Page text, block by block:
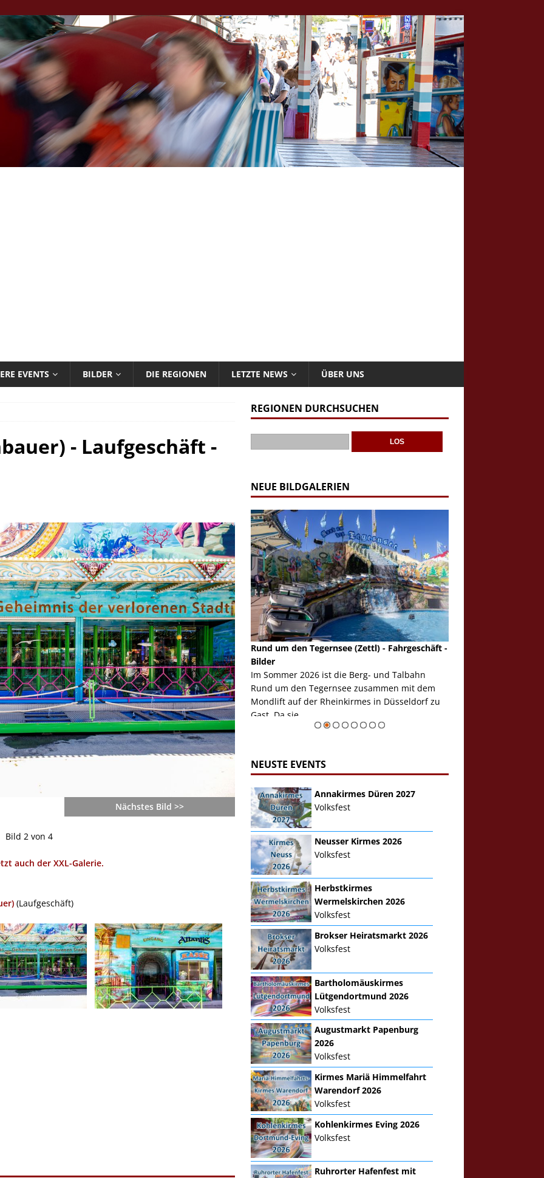
EVENTS BILDER DIE REGIONEN LETZTE NEWS ÜBER UNS
- Laufgeschäft -
Nächstes Bild >>
Bild 2 von 4
auch der XXL-Galerie.
(Laufgeschäft)
REGIONEN DURCHSUCHEN
NEUE BILDGALERIEN
Rheinkirmes Düsseldorf 2022
Auch im Jahr 2026 immer noch mal einen Blick
Wert, die Rheinkirmes aus dem Jahr 2022. Am
Sonntag Nachmittag waren wir bei herrlichem
Sommerw...
Zur Bildgalerie
Rund um den Tegernsee (Zettl) - Fahrgeschäft -
Bilder
Im Sommer 2026 ist die Berg- und Talbahn
Rund um den Tegernsee zusammen mit dem
Mondlift auf der Rheinkirmes in Düsseldorf zu
Gast. Da sie ...
-
"Crazy
Bildgalerie
NEUSTE EVENTS
Annakirmes Düren 2027
Volksfest
Neusser Kirmes 2026
Volksfest
Herbstkirmes
Wermelskirchen 2026
Volksfest
Brokser Heiratsmarkt 2026
Volksfest
Bartholomäuskirmes
Lütgendortmund 2026
Volksfest
Augustmarkt Papenburg
2026
Volksfest
Kirmes Mariä Himmelfahrt
Warendorf 2026
Volksfest
Kohlenkirmes Eving 2026
Volksfest
Ruhrorter Hafenfest mit